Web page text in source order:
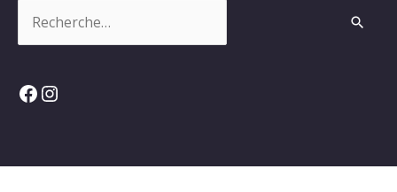
Facebook
Instagram